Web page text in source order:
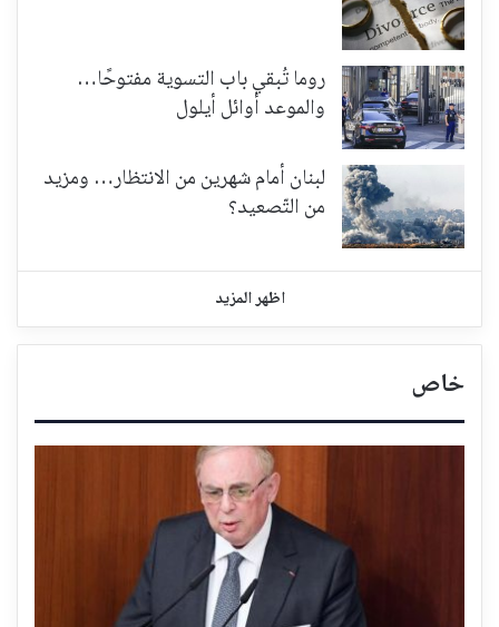
روما تُبقي باب التسوية مفتوحًا…
والموعد أوائل أيلول
لبنان أمام شهرين من الانتظار… ومزيد
من التّصعيد؟
اظهر المزيد
خاص